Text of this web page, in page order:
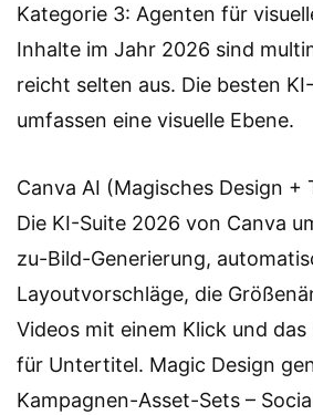
Kategorie 3: Agenten für
Inhalte im Jahr 2026 sind
reicht selten aus. Die besten
umfassen eine visuelle Ebene.
Canva AI (Magisches Design +
Die KI-Suite 2026 von Canva
zu-Bild-Generierung,
Layoutvorschläge, die
Videos mit einem Klick und
für Untertitel. Magic Design
Kampagnen-Asset-Sets –